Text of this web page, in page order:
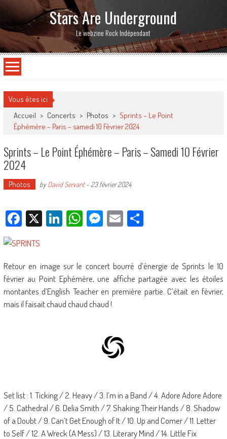
Stars Are Underground
Le webzine Rock Indépendant
Vous êtes ici
Accueil > Concerts > Photos > Sprints – Le Point
Éphémère – Paris – samedi 10 Février 2024
Sprints – Le Point Éphémère – Paris – Samedi 10 Février
2024
Photos byDavid Servant- 23 février 2024
Facebook
X LinkedIn
WhatsApp
Messenger
EmailPartager
Retour en image sur le concert bourré d’énergie de Sprints le 10
février au Point Ephémère, une affiche partagée avec les étoiles
montantes d’English Teacher en première partie. C’était en février,
mais il faisait chaud chaud chaud !
Set list : 1. Ticking / 2. Heavy / 3. I’m in a Band / 4. Adore Adore Adore
/ 5. Cathedral / 6. Delia Smith / 7. Shaking Their Hands / 8. Shadow
of a Doubt / 9. Can’t Get Enough of It / 10. Up and Comer / 11. Letter
to Self / 12. A Wreck (A Mess) / 13. Literary Mind / 14. Little Fix